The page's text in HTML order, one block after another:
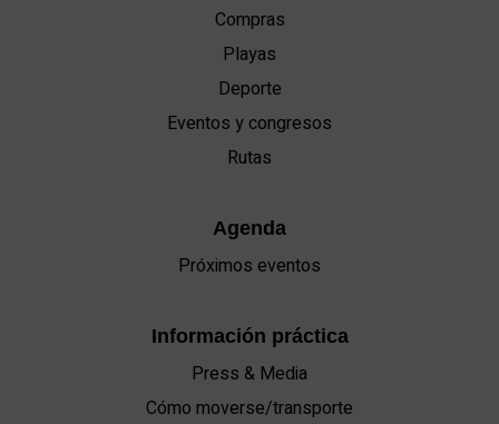
Compras
Playas
Deporte
Eventos y congresos
Rutas
Agenda
Próximos eventos
Información práctica
Press & Media
Cómo moverse/transporte